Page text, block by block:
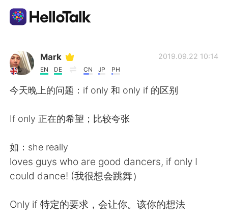
語学交換アプリ
AI Grammar Checker
繁體中文 Español
العربية Français
Mark
EN DE CN JP PH
2019.09.22 10:14
今天晚上的问题：if only 和 only if 的区别
If only 正在的希望；比较夸张
如：she really
loves guys who are good dancers, if only I
could dance! (我很想会跳舞）
Only if 特定的要求，会让你。该你的想法